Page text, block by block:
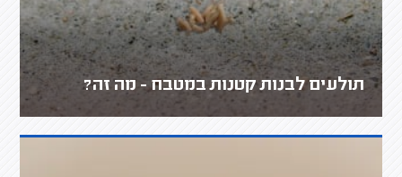
תולעים לבנות קטנות במטבח - מה זה?